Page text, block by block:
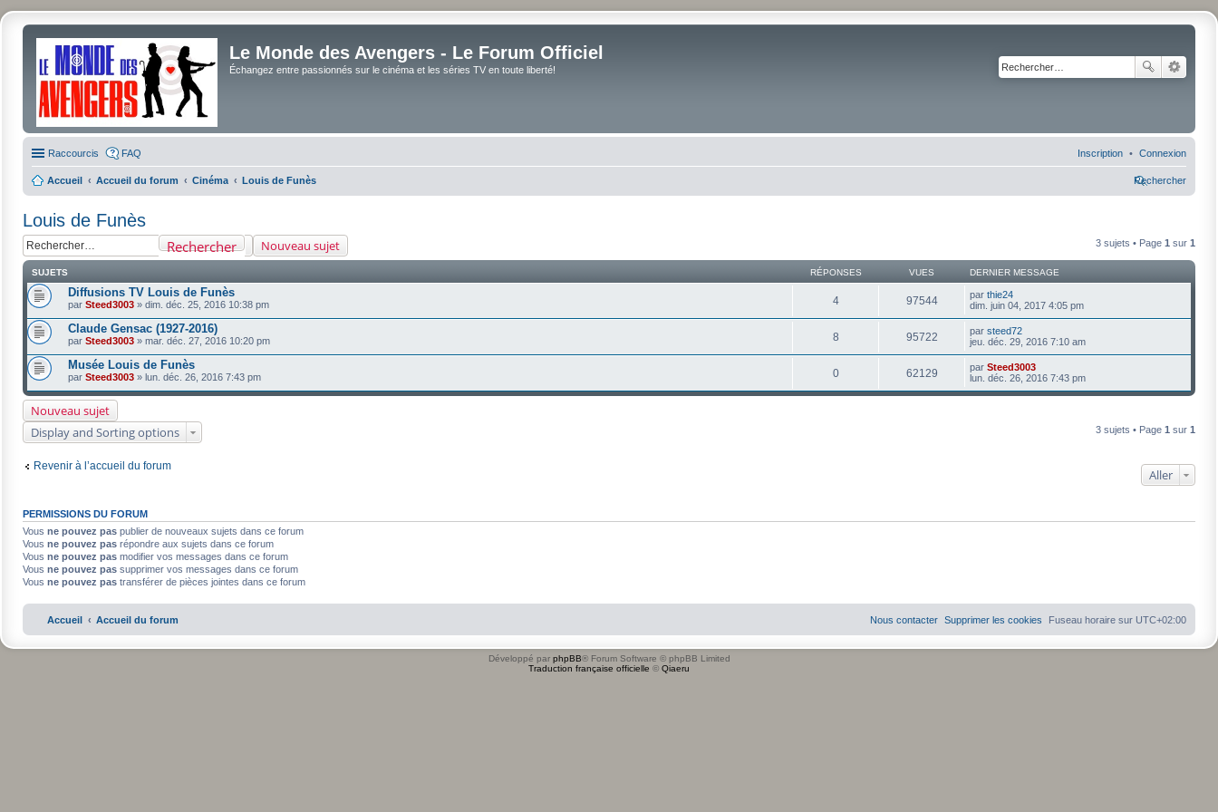
Le Monde des Avengers - Le Forum Officiel
Échangez entre passionnés sur le cinéma et les séries TV en toute liberté!
Raccourcis FAQ Connexion
Inscription
Accueil Accueil du forum Cinéma Louis de Funès Rechercher
Louis de Funès
Nouveau sujet
Rechercher 3 sujets • Page 1 sur 1
SUJETS RÉPONSES VUES DERNIER MESSAGE
Diffusions TV Louis de Funès
par Steed3003 » dim. déc. 25, 2016 10:38 pm 4 97544 par thie24
dim. juin 04, 2017 4:05 pm
Claude Gensac (1927-2016)
par Steed3003 » mar. déc. 27, 2016 10:20 pm 8 95722 par steed72
jeu. déc. 29, 2016 7:10 am
Musée Louis de Funès
par Steed3003 » lun. déc. 26, 2016 7:43 pm 0 62129 par Steed3003
lun. déc. 26, 2016 7:43 pm
Nouveau sujet
Display and Sorting options
3 sujets • Page 1 sur 1
Revenir à l’accueil du forum
Aller
PERMISSIONS DU FORUM
Vous ne pouvez pas publier de nouveaux sujets dans ce forum
Vous ne pouvez pas répondre aux sujets dans ce forum
Vous ne pouvez pas modifier vos messages dans ce forum
Vous ne pouvez pas supprimer vos messages dans ce forum
Vous ne pouvez pas transférer de pièces jointes dans ce forum
Accueil Accueil du forum Fuseau horaire sur UTC+02:00
Supprimer les cookies
Nous contacter
Développé par phpBB® Forum Software © phpBB Limited
Traduction française officielle © Qiaeru